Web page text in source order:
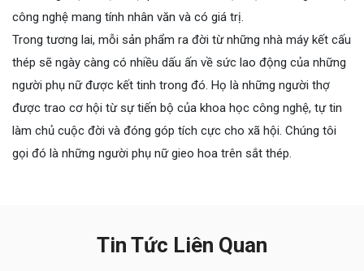
công nghệ mang tính nhân văn và có giá trị.
Trong tương lai, mỗi sản phẩm ra đời từ những nhà máy kết cấu
thép sẽ ngày càng có nhiều dấu ấn về sức lao động của những
người phụ nữ được kết tinh trong đó. Họ là những người thợ
được trao cơ hội từ sự tiến bộ của khoa học công nghệ, tự tin
làm chủ cuộc đời và đóng góp tích cực cho xã hội. Chúng tôi
gọi đó là những người phụ nữ gieo hoa trên sắt thép.
Tin Tức Liên Quan